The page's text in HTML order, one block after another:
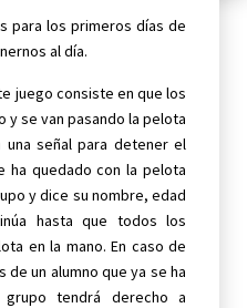
para los primeros días de
al día.
juego consiste en que los
y se van pasando la pelota
señal para detener el
ha quedado con la pelota
y dice su nombre, edad
hasta que todos los
en la mano. En caso de
de un alumno que ya se ha
tendrá derecho a